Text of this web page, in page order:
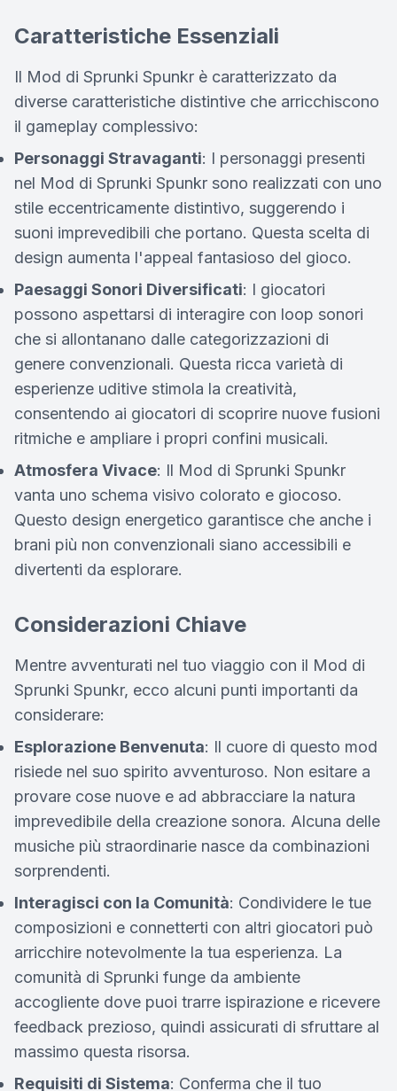
Caratteristiche Essenziali
Il Mod di Sprunki Spunkr è caratterizzato da
diverse caratteristiche distintive che arricchiscono
il gameplay complessivo:
Personaggi Stravaganti: I personaggi presenti
nel Mod di Sprunki Spunkr sono realizzati con uno
stile eccentricamente distintivo, suggerendo i
suoni imprevedibili che portano. Questa scelta di
design aumenta l'appeal fantasioso del gioco.
Paesaggi Sonori Diversificati: I giocatori
possono aspettarsi di interagire con loop sonori
che si allontanano dalle categorizzazioni di
genere convenzionali. Questa ricca varietà di
esperienze uditive stimola la creatività,
consentendo ai giocatori di scoprire nuove fusioni
ritmiche e ampliare i propri confini musicali.
Atmosfera Vivace: Il Mod di Sprunki Spunkr
vanta uno schema visivo colorato e giocoso.
Questo design energetico garantisce che anche i
brani più non convenzionali siano accessibili e
divertenti da esplorare.
Considerazioni Chiave
Mentre avventurati nel tuo viaggio con il Mod di
Sprunki Spunkr, ecco alcuni punti importanti da
considerare:
Esplorazione Benvenuta: Il cuore di questo mod
risiede nel suo spirito avventuroso. Non esitare a
provare cose nuove e ad abbracciare la natura
imprevedibile della creazione sonora. Alcuna delle
musiche più straordinarie nasce da combinazioni
sorprendenti.
Interagisci con la Comunità: Condividere le tue
composizioni e connetterti con altri giocatori può
arricchire notevolmente la tua esperienza. La
comunità di Sprunki funge da ambiente
accogliente dove puoi trarre ispirazione e ricevere
feedback prezioso, quindi assicurati di sfruttare al
massimo questa risorsa.
Requisiti di Sistema: Conferma che il tuo